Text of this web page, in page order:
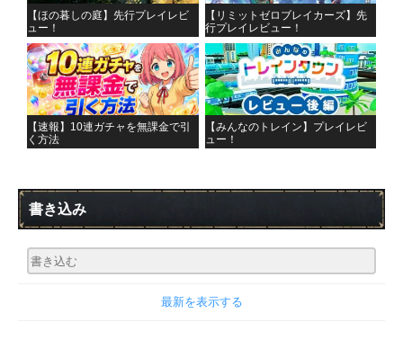
【ほの暮しの庭】先行プレイレビ
ュー！
【リミットゼロブレイカーズ】先
行プレイレビュー！
【速報】10連ガチャを無課金で引
く方法
【みんなのトレイン】プレイレビ
ュー！
書き込み
最新を表示する